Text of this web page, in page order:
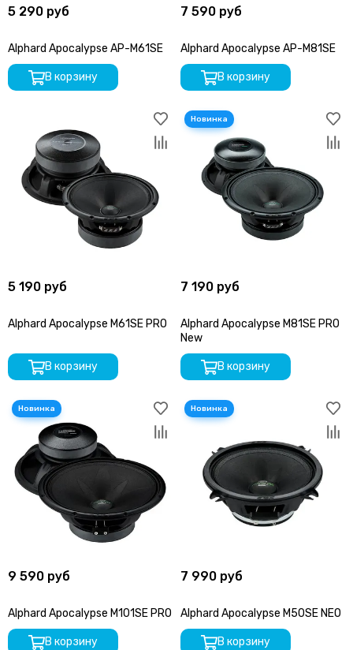
5 290 руб
Alphard Apocalypse AP-M61SE
В корзину
7 590 руб
Alphard Apocalypse AP-M81SE
В корзину
5 190 руб
Alphard Apocalypse M61SE PRO
В корзину
7 190 руб
Alphard Apocalypse M81SE PRO
New
В корзину
9 590 руб
Alphard Apocalypse M101SE PRO
В корзину
7 990 руб
Alphard Apocalypse M50SE NEO
В корзину